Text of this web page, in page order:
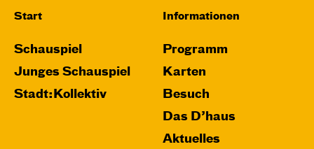
Start
Schauspiel
Junges Schauspiel
Stadt:Kollektiv
Informationen
Programm
Karten
Besuch
Das D’haus
Aktuelles